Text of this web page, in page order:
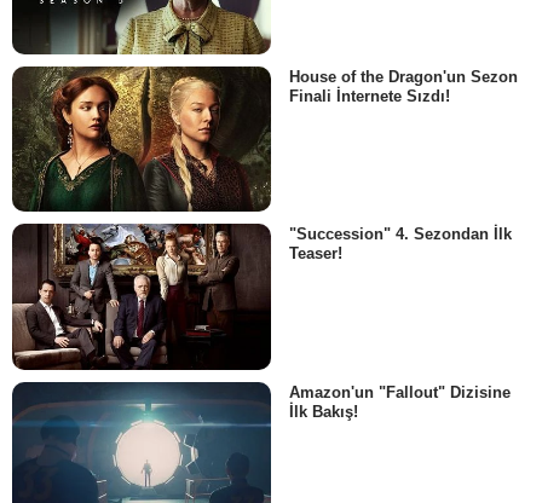
House of the Dragon'un Sezon
Finali İnternete Sızdı!
"Succession" 4. Sezondan İlk
Teaser!
Amazon'un "Fallout" Dizisine
İlk Bakış!